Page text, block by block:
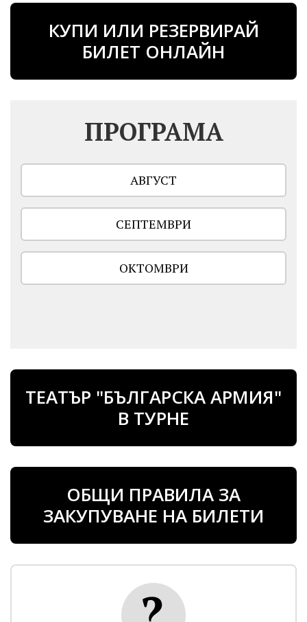
КУПИ ИЛИ РЕЗЕРВИРАЙ
БИЛЕТ ОНЛАЙН
ПРОГРАМА
АВГУСТ
СЕПТЕМВРИ
ОКТОМВРИ
ТЕАТЪР "БЪЛГАРСКА АРМИЯ"
В ТУРНЕ
ОБЩИ ПРАВИЛА ЗА
ЗАКУПУВАНЕ НА БИЛЕТИ